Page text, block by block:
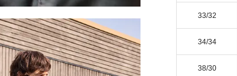
33/32
34/34
38/30